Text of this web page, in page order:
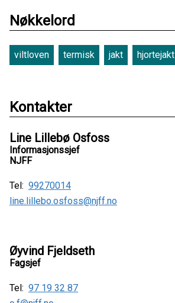
Nøkkelord
viltloven termisk jakt hjortejakt
Kontakter
Line Lillebø Osfoss
Informasjonssjef
NJFF
Tel: 99270014
line.lillebo.osfoss@njff.no
Øyvind Fjeldseth
Fagsjef
Tel: 97 19 32 87